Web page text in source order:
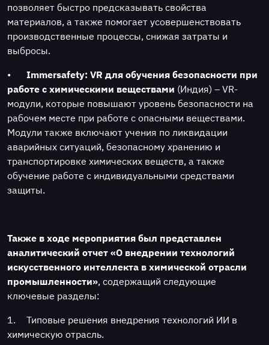
позволяет быстро предсказывать свойства
материалов, а также помогает усовершенствовать
производственные процессы, снижая затраты и
выбросы.
•
Immersafety: VR для обучения безопасности при
работе с химическими веществами (Индия) – VR-
модули, которые повышают уровень безопасности на
рабочем месте при работе с опасными веществами.
Модули также включают учения по ликвидации
аварийных ситуаций, безопасному хранению и
транспортировке химических веществ, а также
обучение работе с индивидуальными средствами
защиты.
Также в ходе мероприятия был представлен
аналитический отчет «О внедрении технологий
искусственного интеллекта в химической отрасли
промышленности», содержащий следующие
ключевые разделы:
1.
Типовые решения внедрения технологий ИИ в
химическую отрасль.